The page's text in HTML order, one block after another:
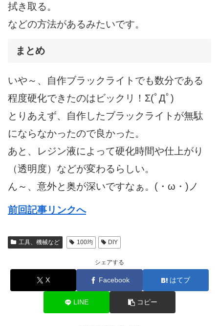
拭き取る。
などの方法があるみたいです。
まとめ
いや～、自作ブラックライトでも数分である
程度硬化できたのはビックリ！Σ(ﾟДﾟ)
とりあえず、自作したブラックライトが無駄
にならなかったので良かった。
あと、レジン液によって硬化時間や仕上がり
（透明度）などが変わるらしい。
ん～、意外と奥が深いですなぁ。(・ω・)ノ
前回記事リンクへ
工具、機械など 100均 DIY
シェアする
X Facebook はてブ
LINE コピー